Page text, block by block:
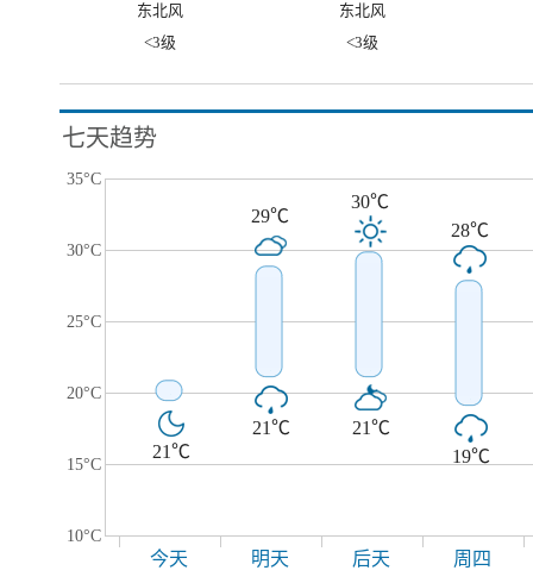
东北风
东北风
<3级
<3级
七天趋势
35°C
30°C
25°C
20°C
15°C
10°C
21℃
29℃
21℃
30℃
21℃
28℃
19℃
今天 明天 后天 周四